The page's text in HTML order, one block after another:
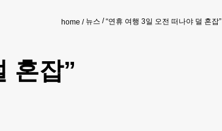
home 뉴스 “연휴 여행 3일 오전 떠나야 덜 혼잡”
혼잡”